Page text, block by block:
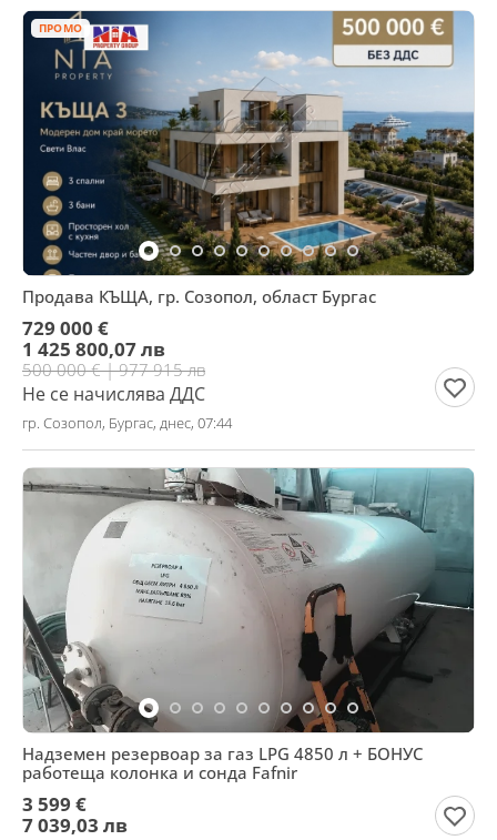
ПРОМО
Продава КЪЩА, гр. Созопол, област Бургас
729 000 €
1 425 800,07 лв
500 000 € | 977 915 лв
Не се начислява ДДС
гр. Созопол, Бургас, днес, 07:44
Надземен резервоар за газ LPG 4850 л + БОНУС
работеща колонка и сонда Fafnir
3 599 €
7 039,03 лв